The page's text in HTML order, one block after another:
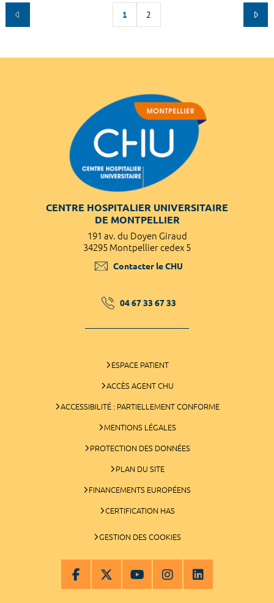
1 2
CENTRE HOSPITALIER UNIVERSITAIRE
DE MONTPELLIER
191 av. du Doyen Giraud
34295 Montpellier cedex 5
Contacter le CHU
04 67 33 67 33
ESPACE PATIENT
ACCÈS AGENT CHU
ACCESSIBILITÉ : PARTIELLEMENT CONFORME
MENTIONS LÉGALES
PROTECTION DES DONNÉES
PLAN DU SITE
FINANCEMENTS EUROPÉENS
CERTIFICATION HAS
GESTION DES COOKIES